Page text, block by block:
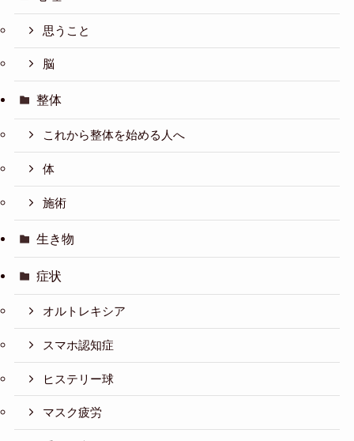
思うこと
脳
整体
これから整体を始める人へ
体
施術
生き物
症状
オルトレキシア
スマホ認知症
ヒステリー球
マスク疲労